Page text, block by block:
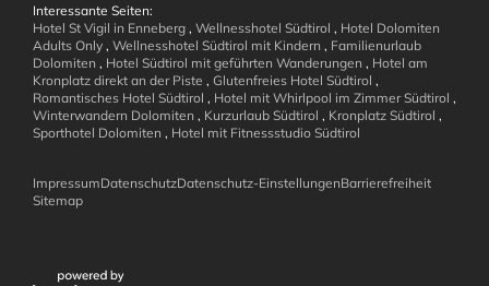
Wellness und
Wohlbefinden
Interessante Seiten:
Hotel St Vigil in Enneberg , Wellnesshotel Südtirol , Hotel Dolomiten
Adults Only , Wellnesshotel Südtirol mit Kindern , Familienurlaub
Dolomiten , Hotel Südtirol mit geführten Wanderungen , Hotel am
Kronplatz direkt an der Piste , Glutenfreies Hotel Südtirol ,
Romantisches Hotel Südtirol , Hotel mit Whirlpool im Zimmer Südtirol ,
Winterwandern Dolomiten , Kurzurlaub Südtirol , Kronplatz Südtirol ,
Sporthotel Dolomiten , Hotel mit Fitnessstudio Südtirol
ImpressumDatenschutzDatenschutz-EinstellungenBarrierefreiheit
Sitemap